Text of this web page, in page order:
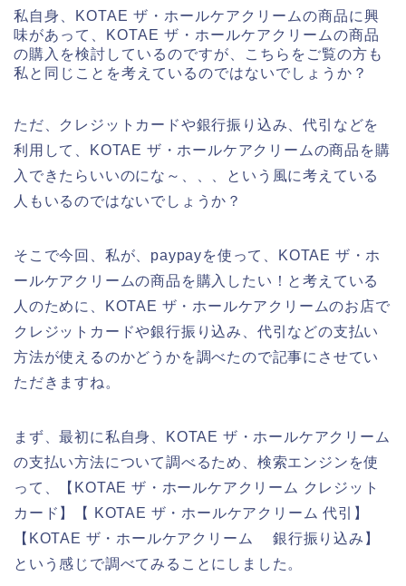
私自身、KOTAE ザ・ホールケアクリームの商品に興
味があって、KOTAE ザ・ホールケアクリームの商品
の購入を検討しているのですが、こちらをご覧の方も
私と同じことを考えているのではないでしょうか？
ただ、クレジットカードや銀行振り込み、代引などを
利用して、KOTAE ザ・ホールケアクリームの商品を購
入できたらいいのにな～、、、という風に考えている
人もいるのではないでしょうか？
そこで今回、私が、paypayを使って、KOTAE ザ・ホ
ールケアクリームの商品を購入したい！と考えている
人のために、KOTAE ザ・ホールケアクリームのお店で
クレジットカードや銀行振り込み、代引などの支払い
方法が使えるのかどうかを調べたので記事にさせてい
ただきますね。
まず、最初に私自身、KOTAE ザ・ホールケアクリーム
の支払い方法について調べるため、検索エンジンを使
って、【KOTAE ザ・ホールケアクリーム クレジット
カード】【 KOTAE ザ・ホールケアクリーム 代引】
【KOTAE ザ・ホールケアクリーム 銀行振り込み】
という感じで調べてみることにしました。